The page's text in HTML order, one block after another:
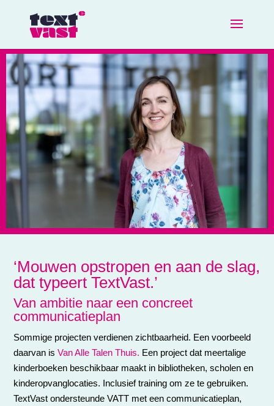
‘Mouwen opstropen en aan de slag,
dat typeert TextVast.’
Van ambitie naar een concreet
communicatieplan
Sommige projecten verdienen zichtbaarheid. Een voorbeeld
daarvan isVan Alle Talen Thuis. Een project dat meertalige
kinderboeken beschikbaar maakt in bibliotheken, scholen en
kinderopvanglocaties. Inclusief training om ze te gebruiken.
TextVast ondersteunde VATT met een communicatieplan,